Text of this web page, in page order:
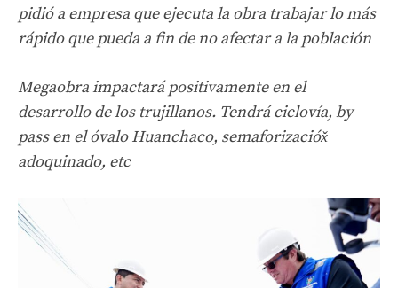
pidió a empresa que ejecuta la obra trabajar lo más
rápido que pueda a fin de no afectar a la población
Megaobra impactará positivamente en el
desarrollo de los trujillanos. Tendrá ciclovía, by
pass en el óvalo Huanchaco, semaforizacióx̌
adoquinado, etc